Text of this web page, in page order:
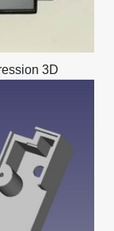
3D